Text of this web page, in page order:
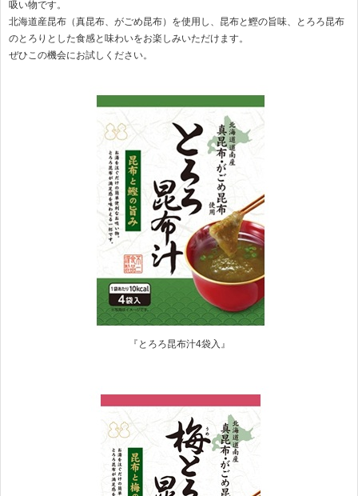
吸い物です。
北海道産昆布（真昆布、がごめ昆布）を使用し、昆布と鰹の旨味、とろろ昆布
のとろりとした食感と味わいをお楽しみいただけます。
ぜひこの機会にお試しください。
『とろろ昆布汁4袋入』